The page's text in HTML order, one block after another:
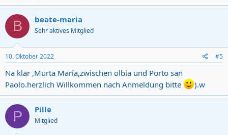
B beate-maria
Sehr aktives Mitglied
10. Oktober 2022 #5
Na klar ,Murta María,zwischen olbia und Porto san
Paolo.herzlich Willkommen nach Anmeldung bitte
).w
P Pille
Mitglied